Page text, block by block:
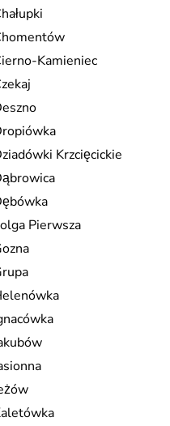
Kamieniec
Krzcięcickie
Pierwsza